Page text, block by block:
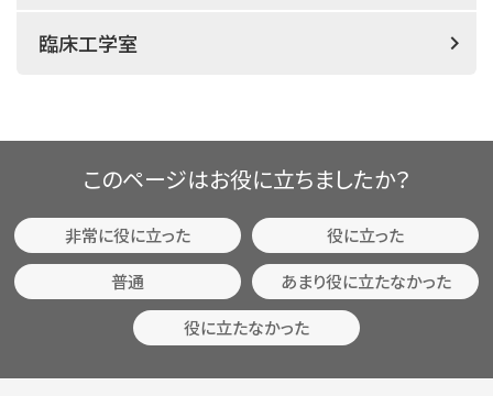
臨床工学室
このページはお役に立ちましたか？
非常に役に立った
役に立った
普通
あまり役に立たなかった
役に立たなかった